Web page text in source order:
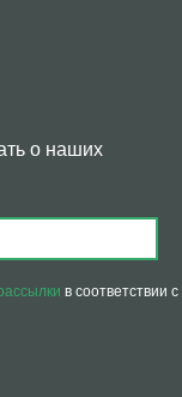
о наших
в соответствии